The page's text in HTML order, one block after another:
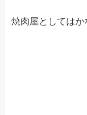
焼肉屋としては